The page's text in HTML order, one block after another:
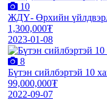
10
ЖДҮ- Өрхийн
1,300,000₮
2023-01-08
8
Бүтэн сийлбэртэй 10
99,000,000₮
2022-09-07